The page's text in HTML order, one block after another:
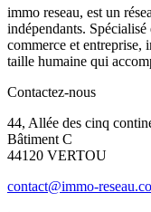
immo reseau, est un
indépendants.
commerce et entreprise,
taille humaine qui
Contactez-nous
44, Allée des cinq
Bâtiment C
44120 VERTOU
contact@immo-